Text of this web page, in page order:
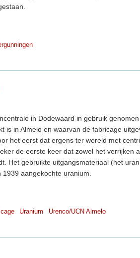
in Dodewaard in gebruik
is in Almelo en waarvan de fabricage
het eerst dat ergens ter wereld met
de eerste keer dat zowel het verrijken
Het gebruikte uitgangsmateriaal (het
aangekochte uranium.
Uranium Urenco/UCN Almelo